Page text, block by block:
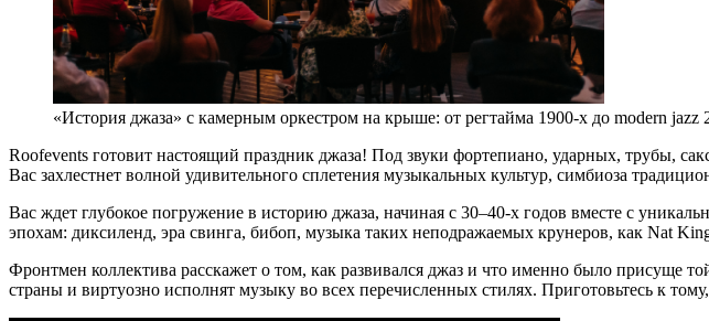
«История джаза» с камерным оркестром на крыше: от регтайма 1900-х до modern jazz
Roofevents готовит настоящий праздник джаза! Под звуки фортепиано, ударных, трубы,
Вас захлестнет волной удивительного сплетения музыкальных культур, симбиоза
Вас ждет глубокое погружение в историю джаза, начиная с 30–40-х годов вместе с
эпохам: диксиленд, эра свинга, бибоп, музыка таких неподражаемых крунеров, как Nat
Фронтмен коллектива расскажет о том, как развивался джаз и что именно было присуще
страны и виртуозно исполнят музыку во всех перечисленных стилях. Приготовьтесь к